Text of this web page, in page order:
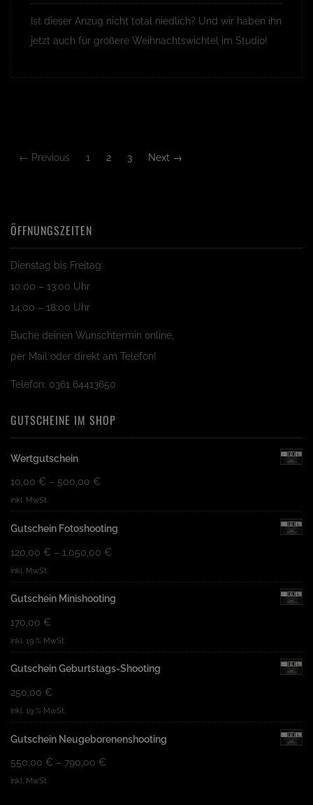
Ist dieser Anzug nicht total niedlich? Und wir haben ihn
jetzt auch für größere Weihnachtswichtel im Studio!
← Previous 1 2 3 Next →
ÖFFNUNGSZEITEN
Dienstag bis Freitag:
10:00 – 13:00 Uhr
14:00 – 18:00 Uhr
Buche deinen Wunschtermin online,
per Mail oder direkt am Telefon!
Telefon: 0361 64413650
GUTSCHEINE IM SHOP
Wertgutschein
10,00 € – 500,00 €
inkl. MwSt.
Gutschein Fotoshooting
120,00 € – 1.050,00 €
inkl. MwSt.
Gutschein Minishooting
170,00 €
inkl. 19 % MwSt.
Gutschein Geburtstags-Shooting
250,00 €
inkl. 19 % MwSt.
Gutschein Neugeborenenshooting
550,00 € – 790,00 €
inkl. MwSt.